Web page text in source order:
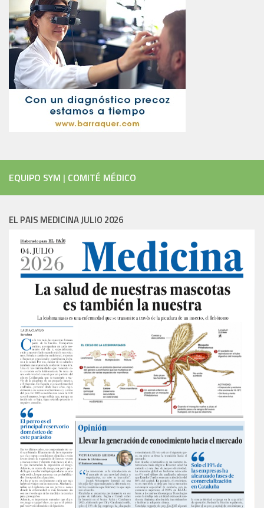
EQUIPO SYM | COMITÉ MÉDICO
EL PAIS MEDICINA JULIO 2026